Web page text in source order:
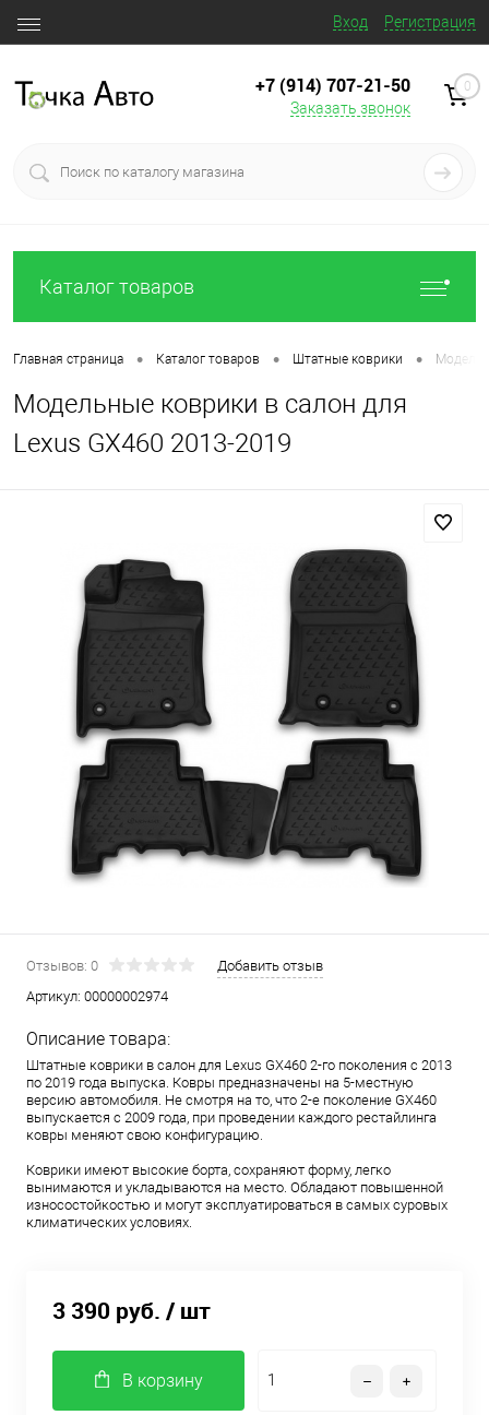
Вход Регистрация
+7 (914) 707‒21‒50
Заказать звонок
0
Каталог товаров
Главная страница • Каталог товаров • Штатные коврики •
Модельные коврики в салон для
Lexus GX460 2013-2019
Отзывов: 0
Добавить отзыв
Артикул: 00000002974
Описание товара:
Штатные коврики в салон для Lexus GX460 2-го поколения с 2013
по 2019 года выпуска. Ковры предназначены на 5-местную
версию автомобиля. Не смотря на то, что 2-е поколение GX460
выпускается с 2009 года, при проведении каждого рестайлинга
ковры меняют свою конфигурацию.
Коврики имеют высокие борта, сохраняют форму, легко
вынимаются и укладываются на место. Обладают повышенной
износостойкостью и могут эксплуатироваться в самых суровых
климатических условиях.
3 390 руб. / шт
В корзину